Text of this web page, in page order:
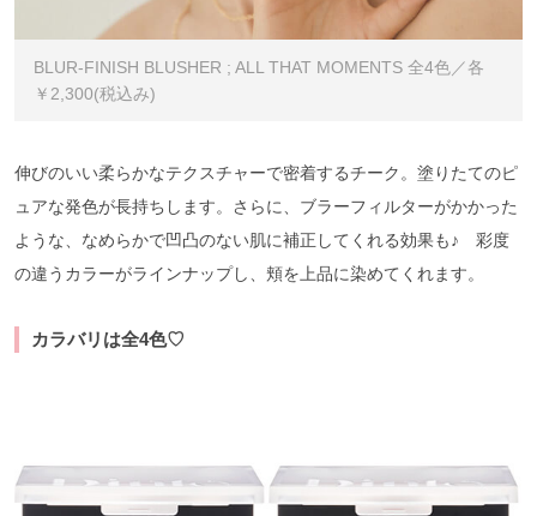
BLUR-FINISH BLUSHER ; ALL THAT MOMENTS 全4色／各
￥2,300(税込み)
伸びのいい柔らかなテクスチャーで密着するチーク。塗りたてのピ
ュアな発色が長持ちします。さらに、ブラーフィルターがかかった
ような、なめらかで凹凸のない肌に補正してくれる効果も♪ 彩度
の違うカラーがラインナップし、頬を上品に染めてくれます。
カラバリは全4色♡